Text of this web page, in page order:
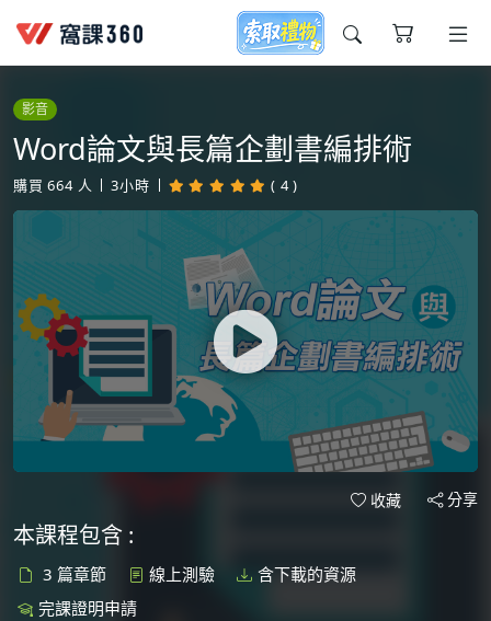
今天想要學什麼?
窩課推薦給您
影音
Word論文與長篇企劃書編排術
購買 664 人 3小時 ( 4 )
收藏 分享
本課程包含 :
3 篇章節 線上測驗
含下載的資源
完課證明申請